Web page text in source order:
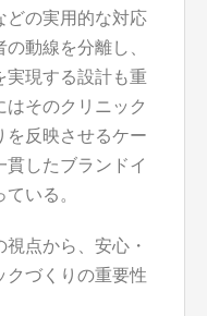
どの実用的な対応
動線を分離し、
実現する設計も重
そのクリニック
を反映させるケー
貫したブランドイ
いる。
点から、安心・
クづくりの重要性